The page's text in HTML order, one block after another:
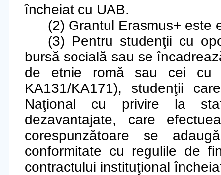
încheiat cu UAB.
(2) Grantul Erasmus+ este
(3) Pentru studenţii cu
bursă socială sau se
de etnie romă sau cei cu
KA131/KA171), studenţii
Naţional cu privire la
dezavantajate, care
corespunzătoare se
conformitate cu regulile de
contractului instituţional